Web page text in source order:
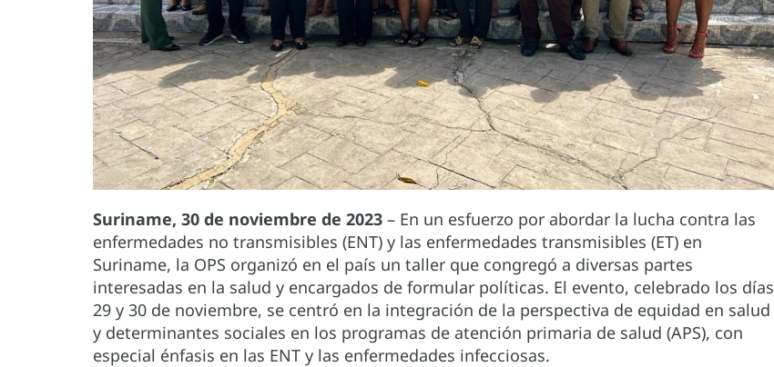
Suriname, 30 de noviembre de 2023 – En un esfuerzo por abordar la lucha contra las
enfermedades no transmisibles (ENT) y las enfermedades transmisibles (ET) en
Suriname, la OPS organizó en el país un taller que congregó a diversas partes
interesadas en la salud y encargados de formular políticas. El evento, celebrado los días
29 y 30 de noviembre, se centró en la integración de la perspectiva de equidad en salud
y determinantes sociales en los programas de atención primaria de salud (APS), con
especial énfasis en las ENT y las enfermedades infecciosas.